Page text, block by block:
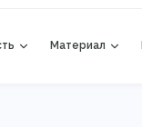
Материал